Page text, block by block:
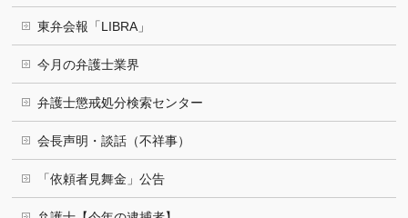
東弁会報「LIBRA」
今月の弁護士業界
弁護士懲戒処分検索センター
会長声明・談話（不祥事）
「依頼者見舞金」公告